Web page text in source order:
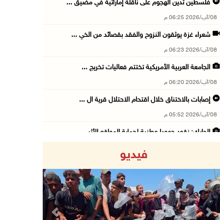
فلسطين تدين الهجوم على ناقلة إماراتية في مضيق ...
08/آب/2026 06:25 م
شعراء غزة يوثقون النزوح والفقد بقصائد من الخي ...
08/آب/2026 06:23 م
الجامعة العربية الأمريكية تختتم فعاليات تخريج ...
08/آب/2026 06:20 م
إصابات بالاختناق خلال اقتحام الاحتلال قرية ال ...
08/آب/2026 05:52 م
الحايك: نقود جهودا وطنية لحماية المواقع الأثر ...
08/آب/2026 04:42 م
جلسة لمجلس الأمن بشأن الضفة الغربية الثلاثاء ...
08/آب/2026 04:03 م
فيديو
Previous Next